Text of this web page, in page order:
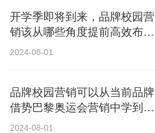
开学季即将到来，品牌校园营
销该从哪些角度提前高效布
局？
2024-08-01
品牌校园营销可以从当前品牌
借势巴黎奥运会营销中学到什
么？
2024-08-01